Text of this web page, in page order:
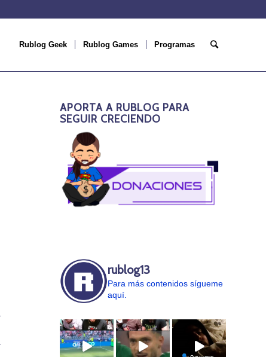
Rublog Geek Rublog Games Programas
APORTA A RUBLOG PARA
SEGUIR CRECIENDO
rublog13
Para más contenidos sígueme
aquí.